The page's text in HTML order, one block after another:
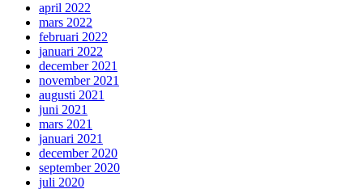
april 2022
mars 2022
februari 2022
januari 2022
december 2021
november 2021
augusti 2021
juni 2021
mars 2021
januari 2021
december 2020
september 2020
juli 2020